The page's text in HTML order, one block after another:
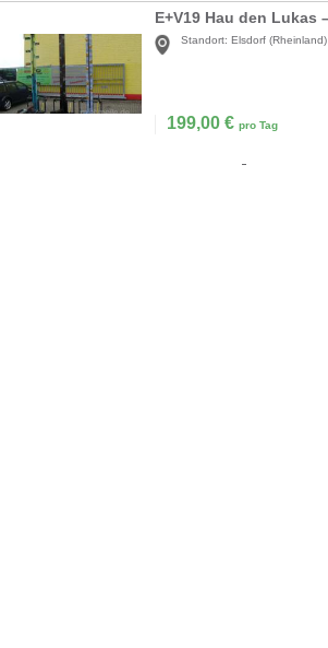
Standort: Elsdorf (Rheinland)
199,00 € pro Tag